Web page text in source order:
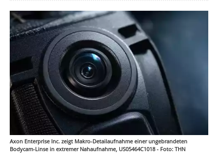
Axon Enterprise Inc. zeigt Makro-Detailaufnahme einer ungebrandeten
Bodycam-Linse in extremer Nahaufnahme, US05464C1018 - Foto: THN